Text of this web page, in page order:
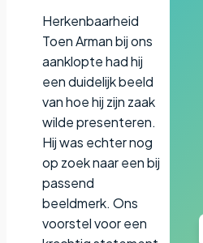
Herkenbaarheid
Toen Arman bij ons
aanklopte had hij
een duidelijk beeld
van hoe hij zijn zaak
wilde presenteren.
Hij was echter nog
op zoek naar een bij
passend
beeldmerk. Ons
voorstel voor een